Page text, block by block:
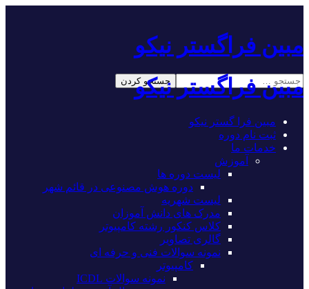
مبین فراگستر نیکو
مبین فراگستر نیکو
مبین فرا گستر نیکو
ثبت نام دوره
خدمات ما
آموزش
لیست دوره ها
دوره هوش مصنوعی در قائم شهر
لیست شهریه
مدرک های دانش آموزان
کلاس کنکور رشته کامپیوتر
گالری تصاویر
نمونه سوالات فنی و حرفه ای
کامپیوتر
نمونه سوالات ICDL